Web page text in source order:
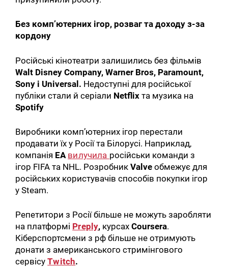
Без комп’ютерних ігор, розваг та доходу з-за
кордону
Російські кінотеатри залишились без фільмів
Walt Disney Company, Warner Bros, Paramount,
Sony і Universal. Недоступні для російської
публіки стали й серіали Netflixта музика на
Spotify
Виробники комп’ютерних ігор перестали
продавати їх у Росії та Білорусі. Наприклад,
компанія EA вилучила російськи команди з
ігор FIFA та NHL. РозробникValveобмежує для
російських користувачів способів покупки ігор
у Steam.
Репетитори з Росії більше не можуть заробляти
на платформі Preply, курсахCoursera.
Кіберспортсмени з рф більше не отримують
донати з американського стримінгового
сервісу Twitch.